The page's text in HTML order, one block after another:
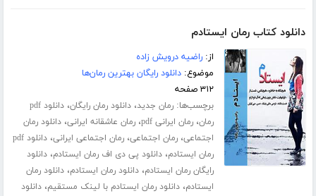
دانلود کتاب رمان ایستادم
از:راضیه درویش زاده
موضوع:دانلود رایگان بهترین رمان‌ها
۳۱۲ صفحه
برچسب‌ها:رمان جدید،دانلود رمان رایگان،
دانلود pdf
رمان،رمان ایرانی pdf ،رمان عاشقانه ایرانی،دانلود رمان
اجتماعی،رمان اجتماعی،رمان اجتماعی ایرانی،
دانلود pdf
رمان ایستادم،دانلود پی دی اف رمان ایستادم،دانلود
رایگان رمان ایستادم،دانلود رمان ایستادم،دانلود رمان
ایستادم،دانلود رمان ایستادم با لینک مستقیم،دانلود